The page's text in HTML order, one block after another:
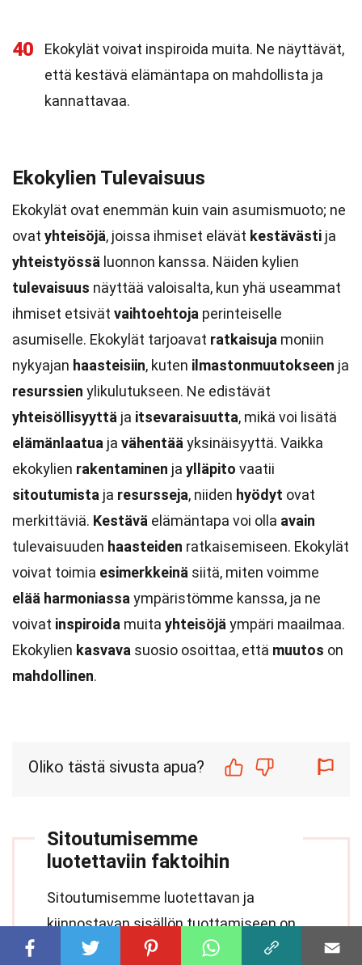
40
Ekokylät voivat inspiroida muita. Ne näyttävät,
että kestävä elämäntapa on mahdollista ja
kannattavaa.
Ekokylien Tulevaisuus
Ekokylät ovat enemmän kuin vain asumismuoto; ne
ovat yhteisöjä, joissa ihmiset elävät kestävästi ja
yhteistyössä luonnon kanssa. Näiden kylien
tulevaisuus näyttää valoisalta, kun yhä useammat
ihmiset etsivät vaihtoehtoja perinteiselle
asumiselle. Ekokylät tarjoavat ratkaisuja moniin
nykyajan haasteisiin, kuten ilmastonmuutokseen ja
resurssien ylikulutukseen. Ne edistävät
yhteisöllisyyttä ja itsevaraisuutta, mikä voi lisätä
elämänlaatua ja vähentää yksinäisyyttä. Vaikka
ekokylien rakentaminen ja ylläpito vaatii
sitoutumista ja resursseja, niiden hyödyt ovat
merkittäviä. Kestävä elämäntapa voi olla avain
tulevaisuuden haasteiden ratkaisemiseen. Ekokylät
voivat toimia esimerkkeinä siitä, miten voimme
elää harmoniassa ympäristömme kanssa, ja ne
voivat inspiroida muita yhteisöjä ympäri maailmaa.
Ekokylien kasvava suosio osoittaa, että muutos on
mahdollinen.
Oliko tästä sivusta apua?
Sitoutumisemme
luotettaviin faktoihin
Sitoutumisemme luotettavan ja
kiinnostavan sisällön tuottamiseen on
toimintamme ydin. Jokaisen